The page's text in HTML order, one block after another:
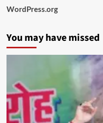
WordPress.org
You may have missed